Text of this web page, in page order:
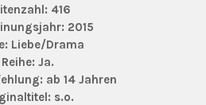
416
2015
Liebe/Drama
Reihe: Ja.
ab 14 Jahren
s.o.